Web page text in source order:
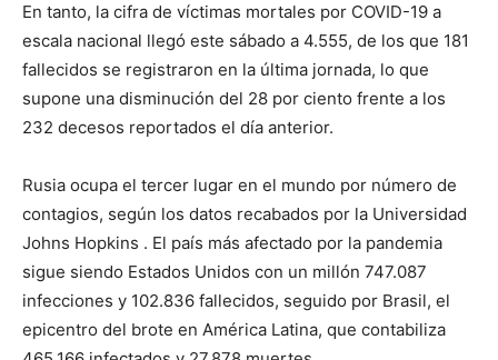
En tanto, la cifra de víctimas mortales por COVID-19 a
escala nacional llegó este sábado a 4.555, de los que 181
fallecidos se registraron en la última jornada, lo que
supone una disminución del 28 por ciento frente a los
232 decesos reportados el día anterior.
Rusia ocupa el tercer lugar en el mundo por número de
contagios, según los datos recabados por la Universidad
Johns Hopkins . El país más afectado por la pandemia
sigue siendo Estados Unidos con un millón 747.087
infecciones y 102.836 fallecidos, seguido por Brasil, el
epicentro del brote en América Latina, que contabiliza